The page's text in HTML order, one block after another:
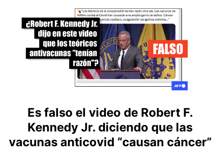
Es falso el video de Robert F.
Kennedy Jr. diciendo que las
vacunas anticovid “causan cáncer”